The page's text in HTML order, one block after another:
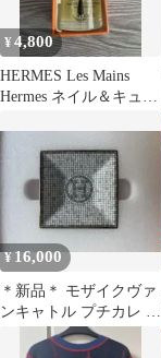
¥4,800
HERMES Les Mains
Hermes ネイル＆キュー
¥ 16,000
＊新品＊ モザイクヴァ
ンキャトル プチカレ エ